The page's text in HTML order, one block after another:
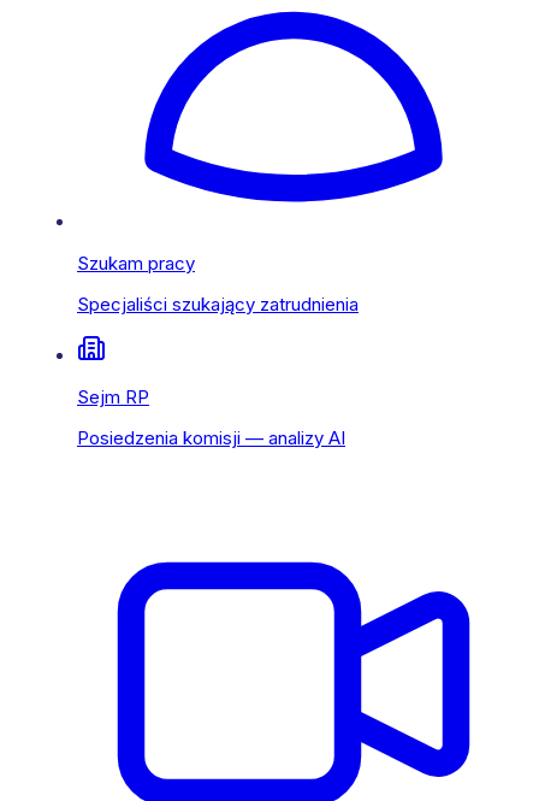
Szukam pracy
Specjaliści szukający zatrudnienia
Sejm RP
Posiedzenia komisji — analizy AI